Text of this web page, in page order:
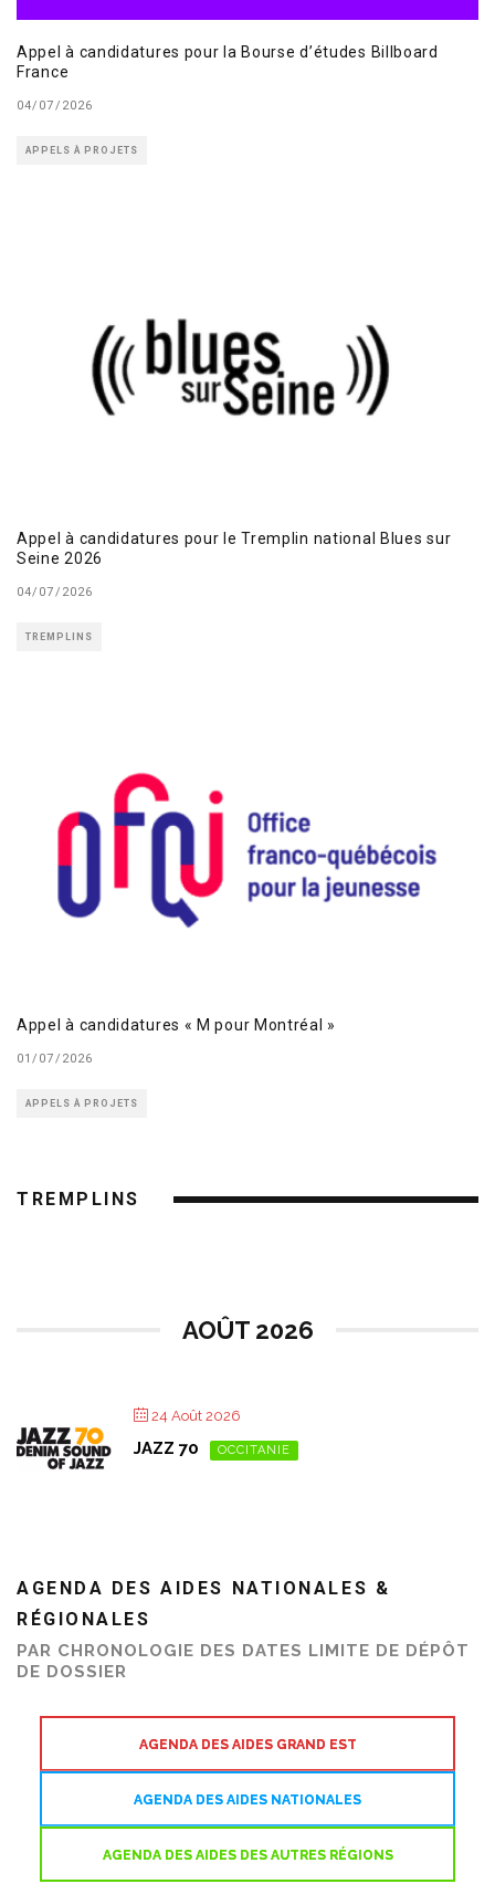
Appel à candidatures pour la Bourse d’études Billboard
France
04/07/2026
APPELS À PROJETS
Appel à candidatures pour le Tremplin national Blues sur
Seine 2026
04/07/2026
TREMPLINS
Appel à candidatures « M pour Montréal »
01/07/2026
APPELS À PROJETS
TREMPLINS
AOÛT 2026
24 Août 2026
JAZZ 70 OCCITANIE
AGENDA DES AIDES NATIONALES &
RÉGIONALES
PAR CHRONOLOGIE DES DATES LIMITE DE DÉPÔT
DE DOSSIER
AGENDA DES AIDES GRAND EST
AGENDA DES AIDES NATIONALES
AGENDA DES AIDES DES AUTRES RÉGIONS